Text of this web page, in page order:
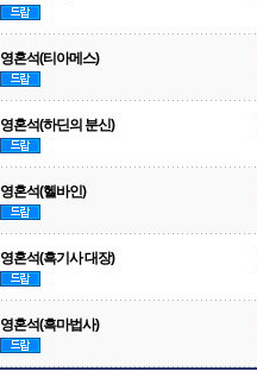
영혼석(티아메스)
영혼석(하딘의 분신)
영혼석(헬바인)
영혼석(흑기사 대장)
영혼석(흑마법사)